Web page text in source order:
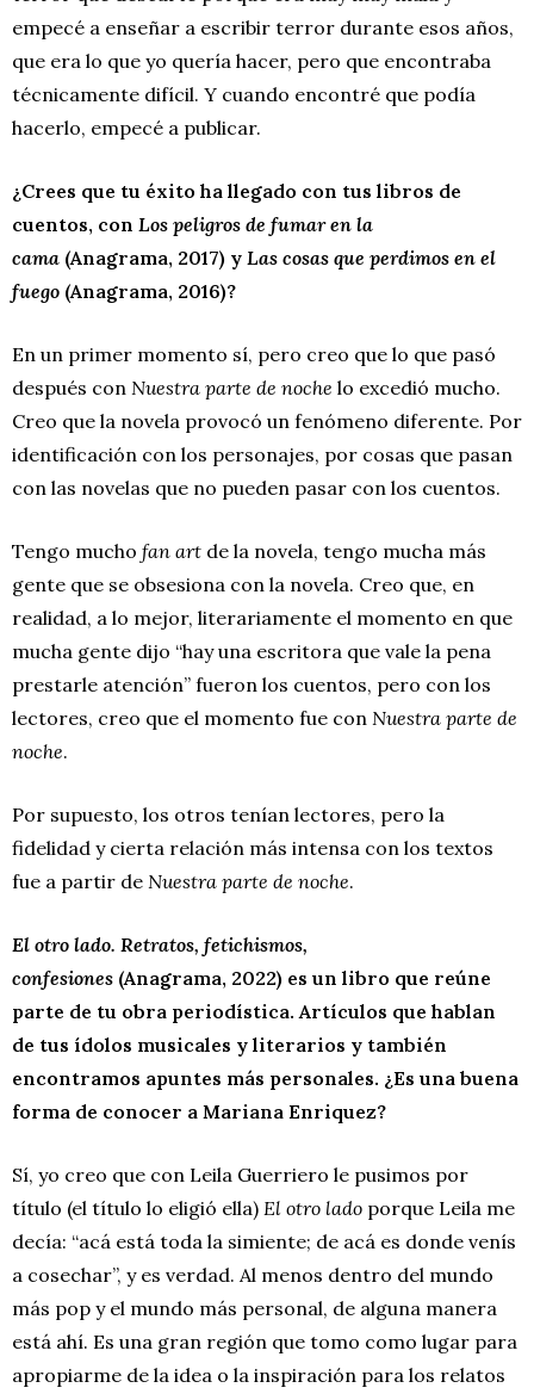
empecé a enseñar a escribir terror durante esos años,
que era lo que yo quería hacer, pero que encontraba
técnicamente difícil. Y cuando encontré que podía
hacerlo, empecé a publicar.
¿Crees que tu éxito ha llegado con tus libros de
cuentos, con Los peligros de fumar en la
cama (Anagrama, 2017) y Las cosas que perdimos en el
fuego (Anagrama, 2016)?
En un primer momento sí, pero creo que lo que pasó
después con Nuestra parte de noche lo excedió mucho.
Creo que la novela provocó un fenómeno diferente. Por
identificación con los personajes, por cosas que pasan
con las novelas que no pueden pasar con los cuentos.
Tengo mucho fan art de la novela, tengo mucha más
gente que se obsesiona con la novela. Creo que, en
realidad, a lo mejor, literariamente el momento en que
mucha gente dijo “hay una escritora que vale la pena
prestarle atención” fueron los cuentos, pero con los
lectores, creo que el momento fue con Nuestra parte de
noche.
Por supuesto, los otros tenían lectores, pero la
fidelidad y cierta relación más intensa con los textos
fue a partir de Nuestra parte de noche.
El otro lado. Retratos, fetichismos,
confesiones (Anagrama, 2022) es un libro que reúne
parte de tu obra periodística. Artículos que hablan
de tus ídolos musicales y literarios y también
encontramos apuntes más personales. ¿Es una buena
forma de conocer a Mariana Enriquez?
Sí, yo creo que con Leila Guerriero le pusimos por
título (el título lo eligió ella) El otro lado porque Leila me
decía: “acá está toda la simiente; de acá es donde venís
a cosechar”, y es verdad. Al menos dentro del mundo
más pop y el mundo más personal, de alguna manera
está ahí. Es una gran región que tomo como lugar para
apropiarme de la idea o la inspiración para los relatos